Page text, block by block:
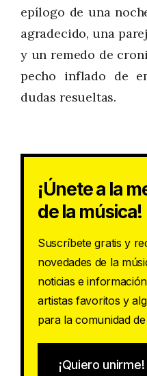
epílogo de una
agradecido, una
y un remedo de
pecho inflado de
dudas resueltas.
¡Únete a la
de la música!
Suscríbete gratis y
novedades de la
noticias e
artistas favoritos y
para la comunidad
¡Quiero unirme!